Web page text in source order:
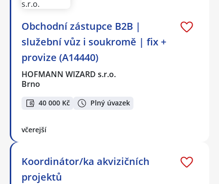
Obchodní zástupce B2B |
služební vůz i soukromě | fix +
provize (A14440)
HOFMANN WIZARD s.r.o.
Brno
40 000 Kč Plný úvazek
včerejší
Koordinátor/ka akvizičních
projektů